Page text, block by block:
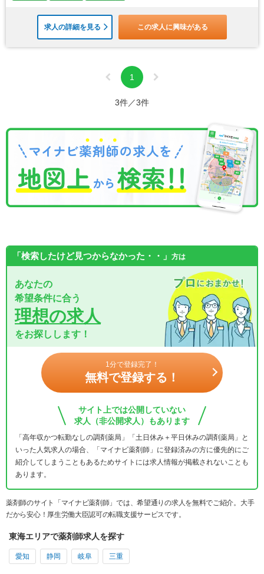
求人の詳細を見る この求人に興味がある
1
3件／3件
「検索したけど見つからなかった・・」 方は
あなたの
希望条件に合う
理想の求人
をお探しします！
1分で登録完了！
無料で登録する！
サイト上では公開していない
求人（非公開求人）もあります
「高年収かつ転勤なしの調剤薬局」「土日休み＋平日休みの調剤薬局」と
いった人気求人の場合、「マイナビ薬剤師」に登録済みの方に優先的にご
紹介してしまうこともあるためサイトには求人情報が掲載されないことも
あります。
薬剤師のサイト「マイナビ薬剤師」では、希望通りの求人を無料でご紹介。大手
だから安心！厚生労働大臣認可の転職支援サービスです。
東海エリアで薬剤師求人を探す
愛知 静岡 岐阜 三重